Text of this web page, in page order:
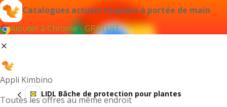
Catalogues actuels toujours à portée de main
Ajouter à Chrome - GRATUIT
Appli Kimbino
Toutes les offres au même endroit
LIDL Bâche de protection pour plantes